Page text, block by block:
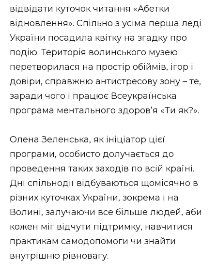
відвідати куточок читання «Абетки
відновлення». Спільно з усіма перша леді
України посадила квітку на згадку про
подію. Територія волинського музею
перетворилася на простір обіймів, ігор і
довіри, справжню антистресову зону – те,
заради чого і працює Всеукраїнська
програма ментального здоров’я «Ти як?».
Олена Зеленська, як ініціатор цієї
програми, особисто долучається до
проведення таких заходів по всій країні.
Дні спільнодії відбуваються щомісячно в
різних куточках України, зокрема і на
Волині, залучаючи все більше людей, аби
кожен міг відчути підтримку, навчитися
практикам самодопомоги чи знайти
внутрішню рівновагу.